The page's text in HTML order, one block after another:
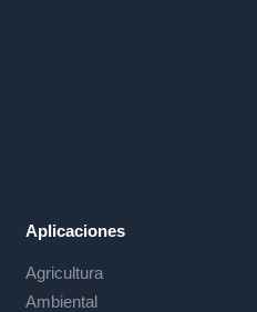
Aplicaciones
Agricultura
Ambiental